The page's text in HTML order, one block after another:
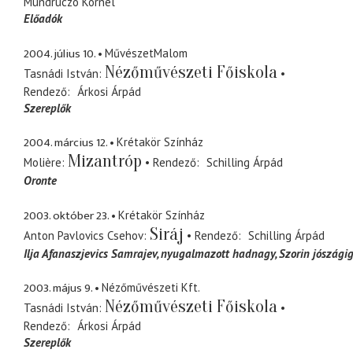
Előadók
2004. július 10.
MűvészetMalom
Tasnádi István Nézőművészeti Főiskola
Rendező
Árkosi Árpád
Szereplők
2004. március 12.
Krétakör Színház
Molière Mizantróp Rendező
Schilling Árpád
Oronte
2003. október 23.
Krétakör Színház
Anton Pavlovics Csehov Siráj Rendező
Schilling Árpád
Ilja Afanaszjevics Samrajev nyugalmazott hadnagy, Szorin
2003. május 9.
Nézőművészeti Kft.
Tasnádi István Nézőművészeti Főiskola
Rendező
Árkosi Árpád
Szereplők